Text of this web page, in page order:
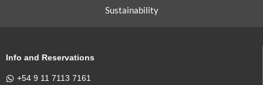
Sustainability
Info and Reservations
+54 9 11 7113 7161